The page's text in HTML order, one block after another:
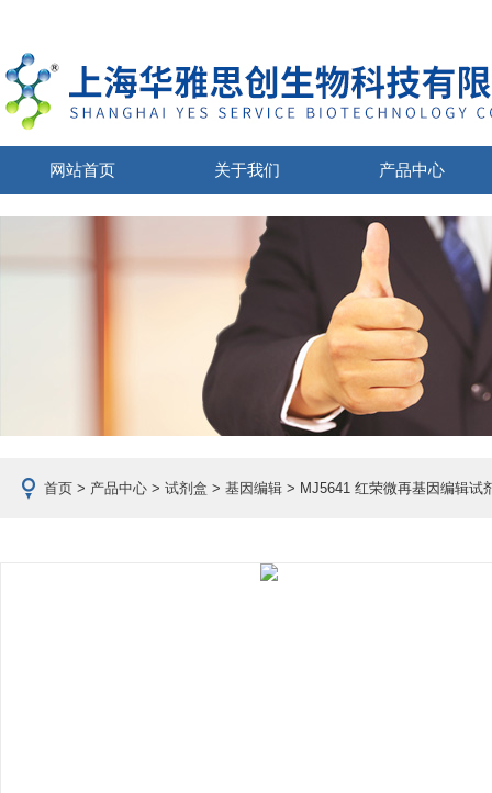
网站首页 关于我们 产品中心
首页 > 产品中心 > 试剂盒 > 基因编辑 > MJ5641 红荣微再基因编辑试